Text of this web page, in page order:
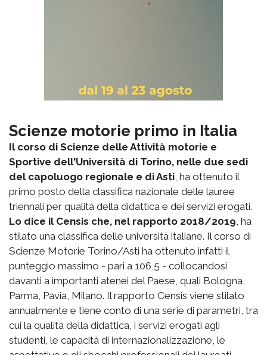
Scienze motorie primo in Italia
Il corso di Scienze delle Attività motorie e
Sportive dell'Università di Torino, nelle due sedi
del capoluogo regionale e di Asti , ha ottenuto il
primo posto della classifica nazionale delle lauree
triennali per qualità della didattica e dei servizi erogati.
Lo dice il Censis che, nel rapporto 2018/2019 , ha
stilato una classifica delle università italiane. Il corso di
Scienze Motorie Torino/Asti ha ottenuto infatti il
punteggio massimo - pari a 106,5 - collocandosi
davanti a importanti atenei del Paese, quali Bologna,
Parma, Pavia, Milano. Il rapporto Censis viene stilato
annualmente e tiene conto di una serie di parametri, tra
cui la qualità della didattica, i servizi erogati agli
studenti, le capacità di internazionalizzazione, le